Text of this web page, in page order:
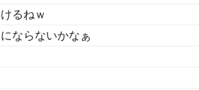
るねｗ
ならないかなぁ